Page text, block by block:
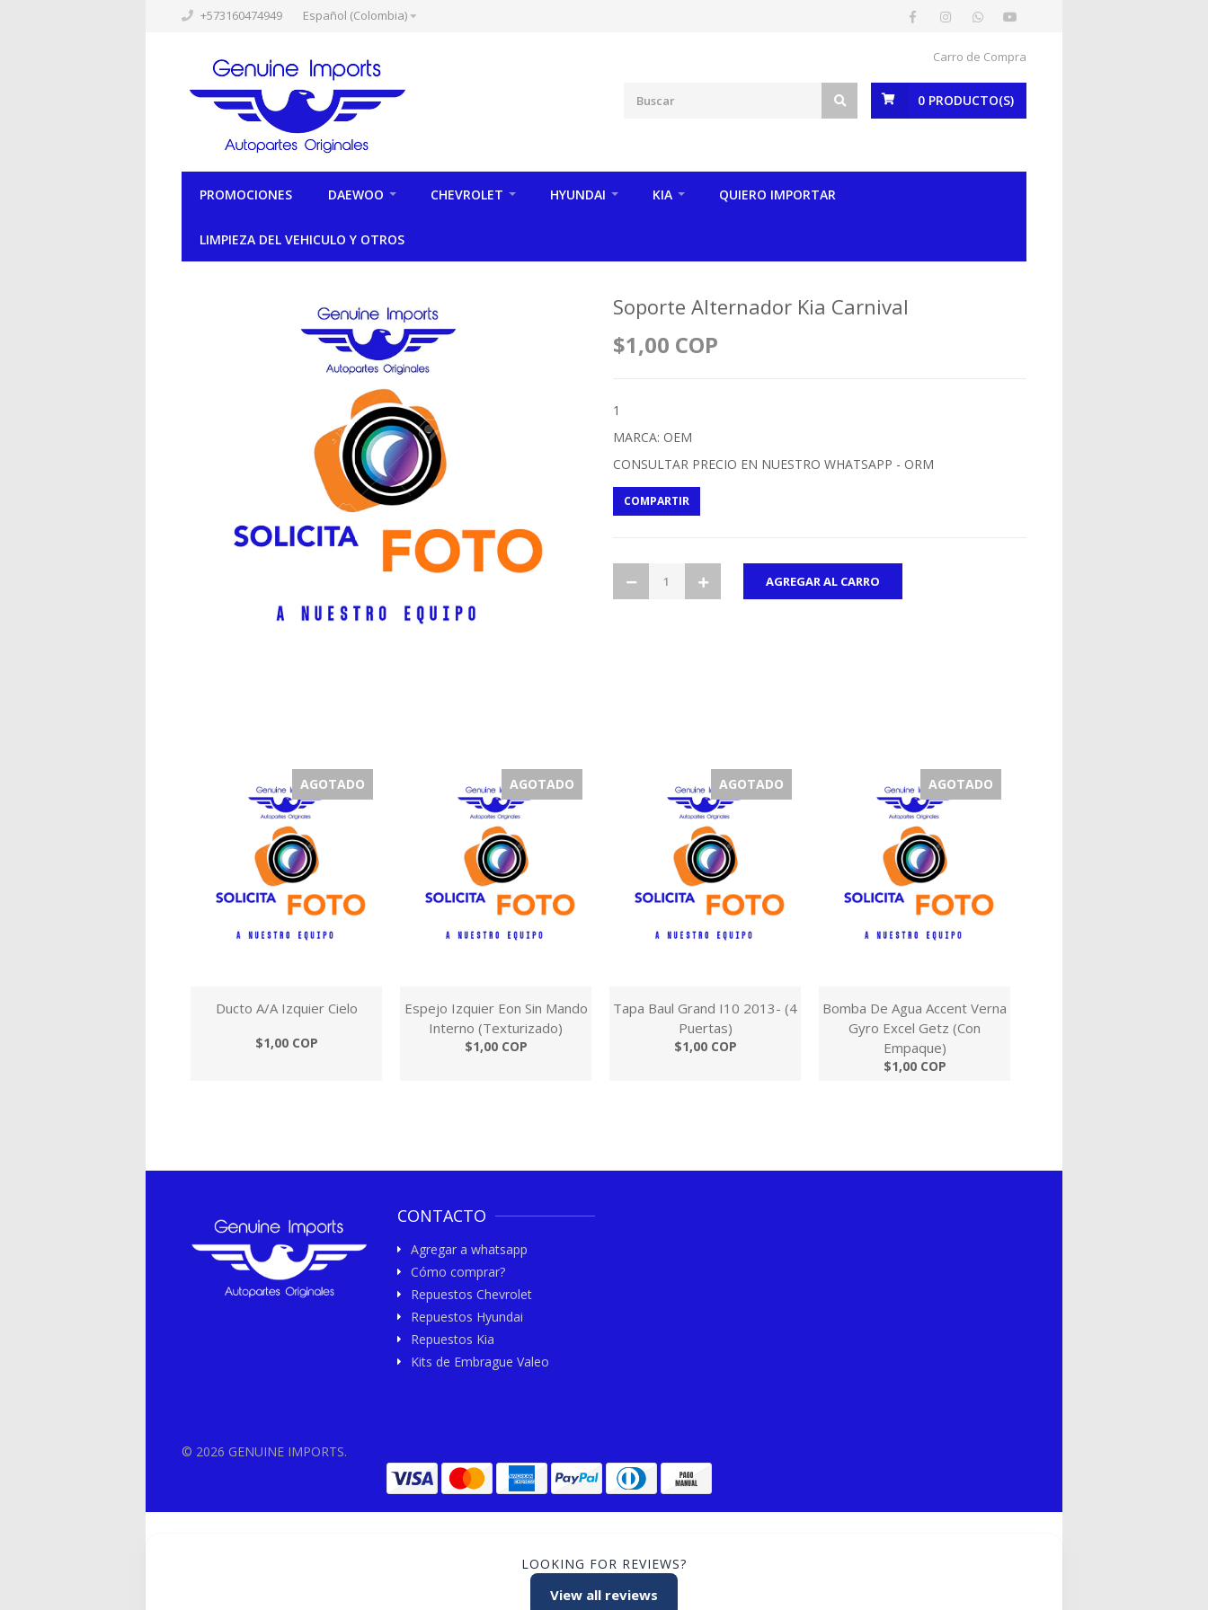
+573160474949 Español (Colombia)
Carro de Compra
0 PRODUCTO(S)
PROMOCIONES DAEWOO CHEVROLET HYUNDAI KIA QUIERO IMPORTAR
LIMPIEZA DEL VEHICULO Y OTROS
Soporte Alternador Kia Carnival
$1,00 COP
1
MARCA: OEM
CONSULTAR PRECIO EN NUESTRO WHATSAPP - ORM
COMPARTIR
AGOTADO
Ducto A/A Izquier Cielo
$1,00 COP
AGOTADO
Espejo Izquier Eon Sin Mando
Interno (Texturizado)
$1,00 COP
AGOTADO
Tapa Baul Grand I10 2013- (4
Puertas)
$1,00 COP
AGOTADO
Bomba De Agua Accent Verna
Gyro Excel Getz (Con
Empaque)
$1,00 COP
CONTACTO
Agregar a whatsapp
Cómo comprar?
Repuestos Chevrolet
Repuestos Hyundai
Repuestos Kia
Kits de Embrague Valeo
© 2026 GENUINE IMPORTS.
LOOKING FOR REVIEWS?
View all reviews